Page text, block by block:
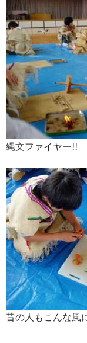
縄文ファイヤー!!
昔の人もこんな風